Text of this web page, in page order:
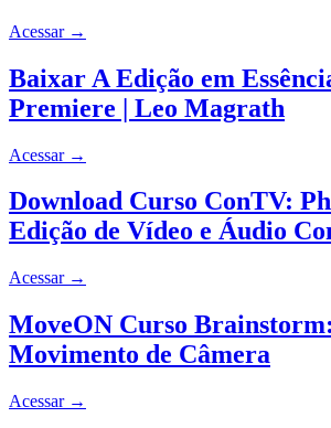
Acessar →
Baixar A Edição em
Premiere | Leo Magrath
Acessar →
Download Curso ConTV:
Edição de Vídeo e Áudio
Acessar →
MoveON Curso
Movimento de Câmera
Acessar →